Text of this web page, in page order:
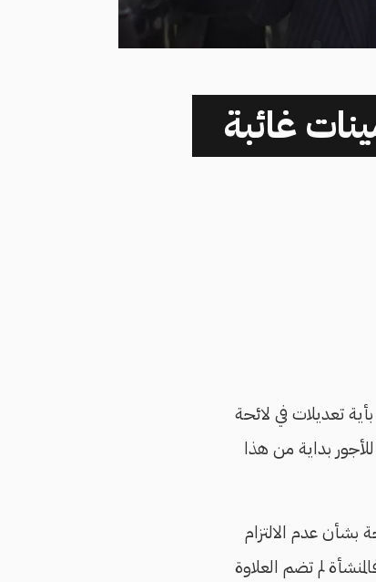
غائبة
تعديلات في لائحة
بداية من هذا
بشأن عدم الالتزام
لم تضم العلاوة